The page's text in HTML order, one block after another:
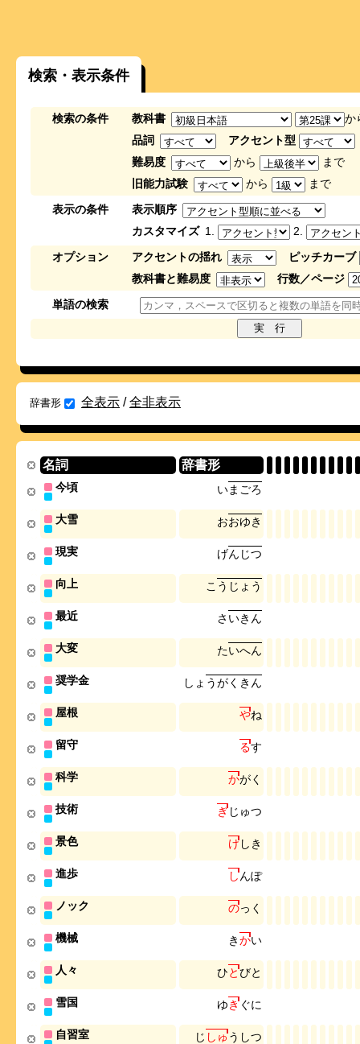
検索・表示条件
検索の条件 教科書
か
品詞
アクセント型
難易度
から
まで
旧能力試験
から
まで
表示の条件
表示順序
カスタマイズ 1.
2.
オプション
アクセントの揺れ
ピッチカーブ
教科書と難易度
行数／ページ
単語の検索
辞書形 全表示 /全非表示
名詞 辞書形
今頃 いま ごろ
大雪 おおゆき
現実 げん じつ
向上 こ う じ ょ う
最近 さ いき ん
大変 たいへん
奨学金 し ょ うがく き ん
屋根 やね
留守 るす
科学 かがく
技術 ぎじ ゅつ
景色 けし き
進歩 しんぽ
ノック のっ く
機械 きかい
人々 ひとびと
雪国 ゆきぐに
自習室 じ し ゅう しつ